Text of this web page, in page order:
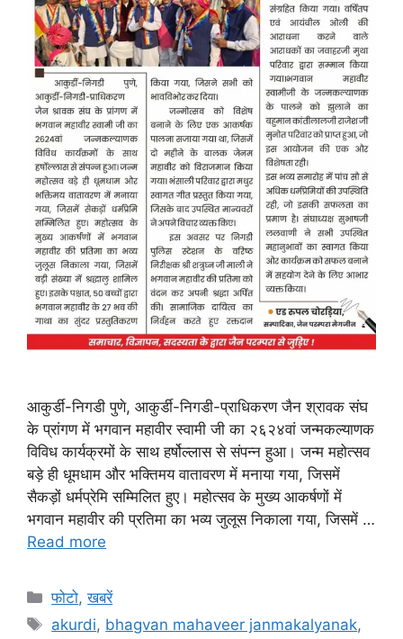
आकुर्डी-निगडी पुणे, आकुर्डी-निगडी-प्राधिकरण जैन श्रावक संघ
के प्रांगण में भगवान महावीर स्वामी जी का २६२४वां जन्मकल्याणक
विविध कार्यक्रमों के साथ हर्षोल्लास से संपन्न हुआ। जन्म महोत्सव
बड़े ही धूमधाम और भक्तिमय वातावरण में मनाया गया, जिसमें
सैकड़ों धर्मप्रेमि सम्मिलित हुए। महोत्सव के मुख्य आकर्षणों में
भगवान महावीर की प्रतिमा का भव्य जुलूस निकाला गया, जिसमें …
Read more
Categories
फोटो,खबरें
Tags
akurdi, bhagvan mahaveer janmakalyanak,